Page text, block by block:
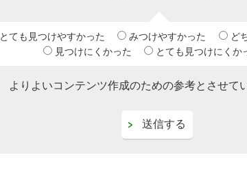
とても見つけやすかった みつけやすかった
ど
見つけにくかった
とても見つけにくか
よりよいコンテンツ作成のための参考とさせて